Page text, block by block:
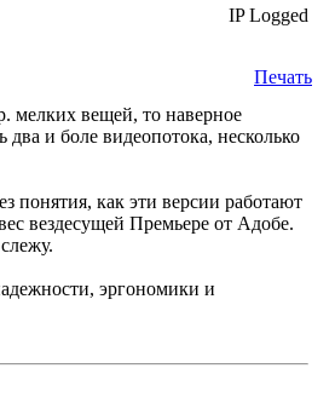
IP Logged
Печать
мелких вещей, то наверное
и боле видеопотока, несколько
понятия, как эти версии работают
вездесущей Премьере от Адобе.
эргономики и